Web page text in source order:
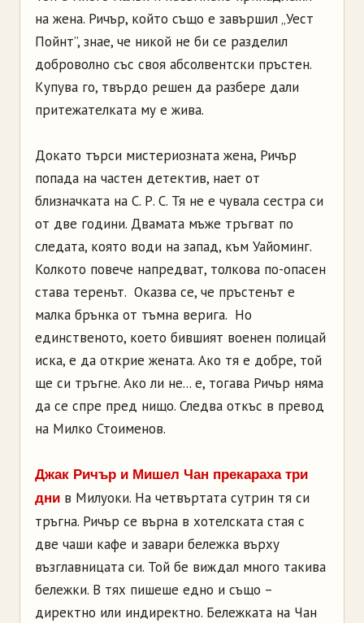
на жена. Ричър, който също е завършил „Уест
Пойнт”, знае, че никой не би се разделил
доброволно със своя абсолвентски пръстен.
Купува го, твърдо решен да разбере дали
притежателката му е жива.
Докато търси мистериозната жена, Ричър
попада на частен детектив, нает от
близначката на С. Р. С. Тя не е чувала сестра си
от две години. Двамата мъже тръгват по
следата, която води на запад, към Уайоминг.
Колкото повече напредват, толкова по-опасен
става теренът. Оказва се, че пръстенът е
малка брънка от тъмна верига. Но
единственото, което бившият военен полицай
иска, е да открие жената. Ако тя е добре, той
ще си тръгне. Ако ли не... е, тогава Ричър няма
да се спре пред нищо. Следва откъс в превод
на Милко Стоименов.
Джак Ричър и Мишел Чан прекараха три
дни в Милуоки. На четвъртата сутрин тя си
тръгна. Ричър се върна в хотелската стая с
две чаши кафе и завари бележка върху
възглавницата си. Той бе виждал много такива
бележки. В тях пишеше едно и също –
директно или индиректно. Бележката на Чан